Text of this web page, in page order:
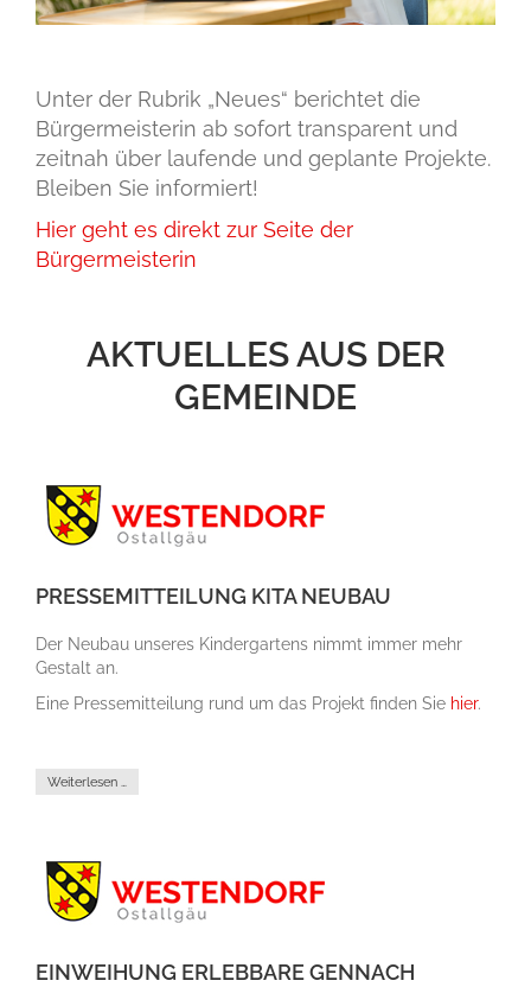
Unter der Rubrik „Neues“ berichtet die
Bürgermeisterin ab sofort transparent und
zeitnah über laufende und geplante Projekte.
Bleiben Sie informiert!
Hier geht es direkt zur Seite der
Bürgermeisterin
AKTUELLES AUS DER
GEMEINDE
PRESSEMITTEILUNG KITA NEUBAU
Der Neubau unseres Kindergartens nimmt immer mehr
Gestalt an.
Eine Pressemitteilung rund um das Projekt finden Sie hier.
Weiterlesen …
EINWEIHUNG ERLEBBARE GENNACH